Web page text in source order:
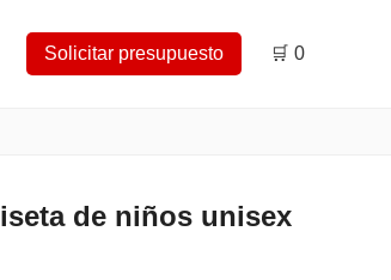
Solicitar presupuesto 🛒 0
de niños unisex